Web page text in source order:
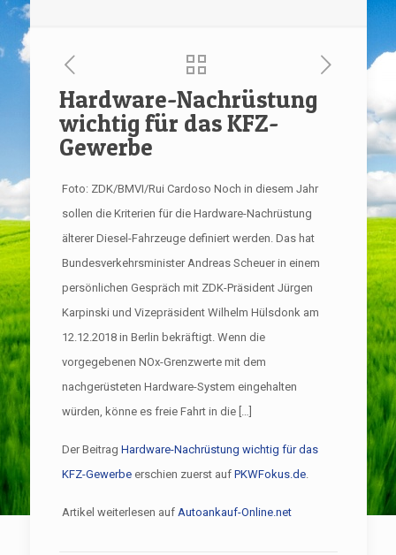
Hardware-Nachrüstung
wichtig für das KFZ-
Gewerbe
Foto: ZDK/BMVI/Rui Cardoso Noch in diesem Jahr
sollen die Kriterien für die Hardware-Nachrüstung
älterer Diesel-Fahrzeuge definiert werden. Das hat
Bundesverkehrsminister Andreas Scheuer in einem
persönlichen Gespräch mit ZDK-Präsident Jürgen
Karpinski und Vizepräsident Wilhelm Hülsdonk am
12.12.2018 in Berlin bekräftigt. Wenn die
vorgegebenen NOx-Grenzwerte mit dem
nachgerüsteten Hardware-System eingehalten
würden, könne es freie Fahrt in die […]
Der Beitrag Hardware-Nachrüstung wichtig für das
KFZ-Gewerbeerschien zuerst auf PKWFokus.de.
Artikel weiterlesen auf Autoankauf-Online.net